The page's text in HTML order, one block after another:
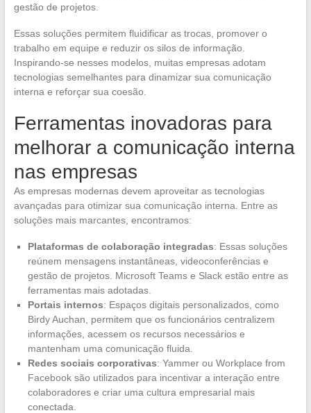
gestão de projetos.
Essas soluções permitem fluidificar as trocas, promover o
trabalho em equipe e reduzir os silos de informação.
Inspirando-se nesses modelos, muitas empresas adotam
tecnologias semelhantes para dinamizar sua comunicação
interna e reforçar sua coesão.
Ferramentas inovadoras para
melhorar a comunicação interna
nas empresas
As empresas modernas devem aproveitar as tecnologias
avançadas para otimizar sua comunicação interna. Entre as
soluções mais marcantes, encontramos:
Plataformas de colaboração integradas: Essas soluções
reúnem mensagens instantâneas, videoconferências e
gestão de projetos. Microsoft Teams e Slack estão entre as
ferramentas mais adotadas.
Portais internos: Espaços digitais personalizados, como
Birdy Auchan, permitem que os funcionários centralizem
informações, acessem os recursos necessários e
mantenham uma comunicação fluida.
Redes sociais corporativas: Yammer ou Workplace from
Facebook são utilizados para incentivar a interação entre
colaboradores e criar uma cultura empresarial mais
conectada.